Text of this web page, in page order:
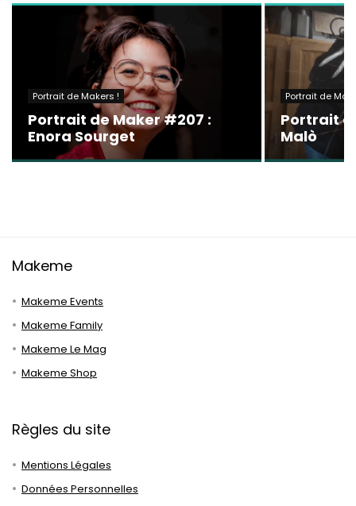
Portrait de Makers !
Portrait de Maker #207 :
Enora Sourget
Portrait de
Portrait
Malò
Makeme
Makeme Events
Makeme Family
Makeme Le Mag
Makeme Shop
Règles du site
Mentions Légales
Données Personnelles